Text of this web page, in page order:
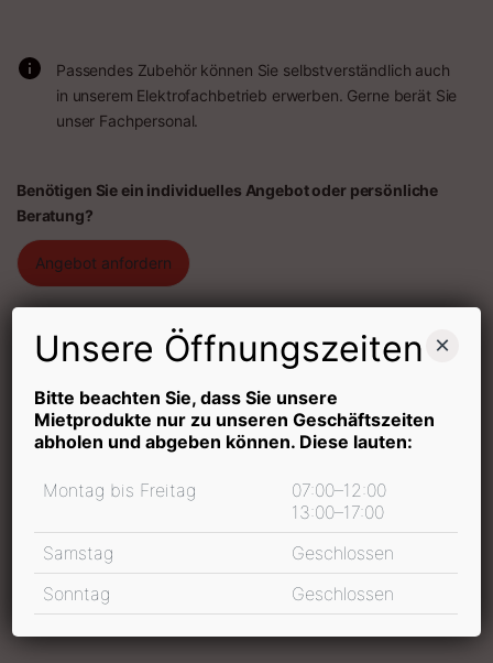
Passendes Zubehör können Sie selbstverständlich auch
in unserem Elektrofachbetrieb erwerben. Gerne berät Sie
unser Fachpersonal.
Benötigen Sie ein individuelles Angebot oder persönliche
Beratung?
Angebot anfordern
Abholtag €
Quantity
Mietdauer
In den Warenkorb
inkl. 19 % MwSt.
Unsere Öffnungszeiten
Bitte beachten Sie, dass Sie unsere
Mietprodukte nur zu unseren Geschäftszeiten
abholen und abgeben können. Diese lauten:
Montag bis Freitag
07:00–12:00
13:00–17:00
Samstag
Geschlossen
Sonntag
Geschlossen
×